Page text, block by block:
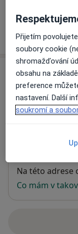
Jak fungují
Adresa
Žitavského
Dostupnost
Na této adrese
Co mám v
Přijetím
soubory cookie
shromažďování
obsahu na
preference
nastavení. Další
soukromí a